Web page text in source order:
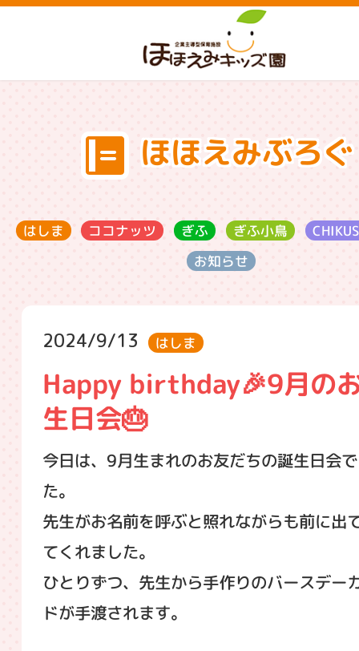
ほほえみぶろぐ
はしま ココナッツ ぎふ ぎふ小鳥
お知らせ
2024/9/13 はしま
Happy birthday🎉9月の
生日会🎂
今日は、9月生まれのお友だちの誕生日会
た。
先生がお名前を呼ぶと照れながらも前に出
てくれました。
ひとりずつ、先生から手作りのバースデー
ドが手渡されます。